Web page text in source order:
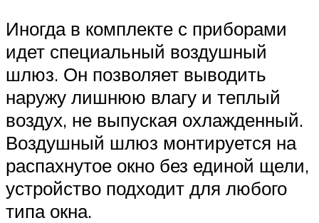
Иногда в комплекте с приборами
идет специальный воздушный
шлюз. Он позволяет выводить
наружу лишнюю влагу и теплый
воздух, не выпуская охлажденный.
Воздушный шлюз монтируется на
распахнутое окно без единой щели,
устройство подходит для любого
типа окна.